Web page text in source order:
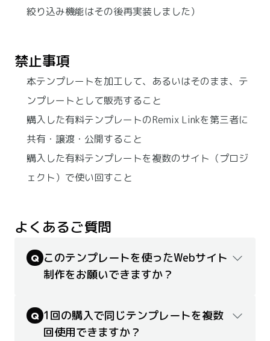
絞り込み機能はその後再実装しました）
禁止事項
本テンプレートを加工して、あるいはそのまま、テ
ンプレートとして販売すること
購入した有料テンプレートのRemix Linkを第三者に
共有・譲渡・公開すること
購入した有料テンプレートを複数のサイト（プロジ
ェクト）で使い回すこと
よくあるご質問
Q このテンプレートを使ったWebサイト
制作をお願いできますか？
Q 1回の購入で同じテンプレートを複数
回使用できますか？